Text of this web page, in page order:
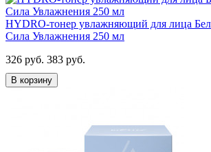
HYDRO-тонер увлажняющий для лица
Сила Увлажнения 250 мл
326 руб. 383 руб.
В корзину